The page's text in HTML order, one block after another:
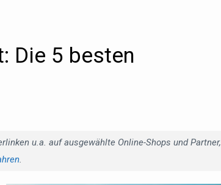
Die 5 besten
u.a. auf ausgewählte Online-Shops und Partner,
.